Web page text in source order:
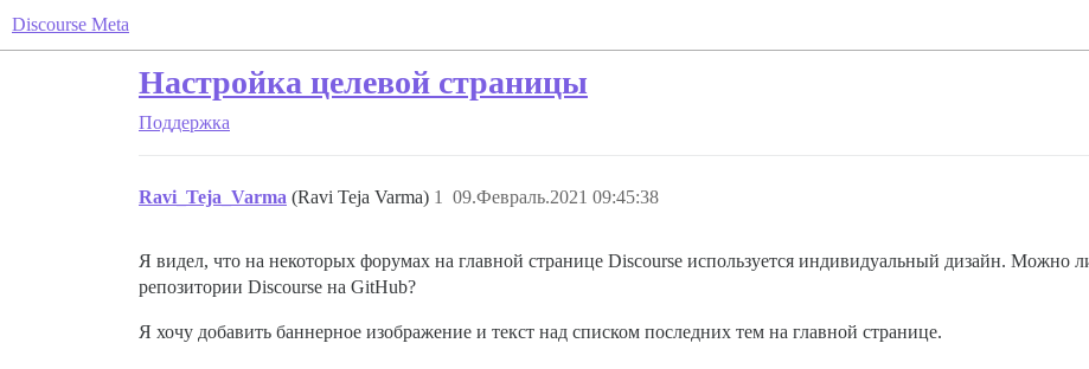
Discourse Meta
Настройка целевой страницы
Поддержка
Ravi_Teja_Varma (Ravi Teja Varma) 09.Февраль.2021 09:45:38
1
Я видел, что на некоторых форумах на главной странице Discourse используется индивидуальный дизайн. Можно
репозитории Discourse на GitHub?
Я хочу добавить баннерное изображение и текст над списком последних тем на главной странице.